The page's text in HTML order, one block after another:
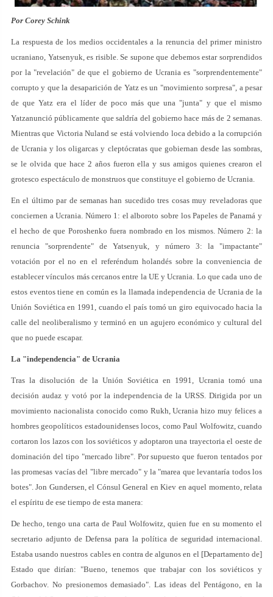
Por Corey Schink
La respuesta de los medios occidentales a la renuncia del primer ministro
ucraniano, Yatsenyuk, es risible. Se supone que debemos estar sorprendidos
por la "revelación" de que el gobierno de Ucrania es "sorprendentemente"
corrupto y que la desaparición de Yatz es un "movimiento sorpresa", a pesar
de que Yatz era el líder de poco más que una "junta" y que el mismo
Yatzanunció públicamente que saldría del gobierno hace más de 2 semanas.
Mientras que Victoria Nuland se está volviendo loca debido a la corrupción
de Ucrania y los oligarcas y cleptócratas que gobiernan desde las sombras,
se le olvida que hace 2 años fueron ella y sus amigos quienes crearon el
grotesco espectáculo de monstruos que constituye el gobierno de Ucrania.
En el último par de semanas han sucedido tres cosas muy reveladoras que
conciernen a Ucrania. Número 1: el alboroto sobre los Papeles de Panamá y
el hecho de que Poroshenko fuera nombrado en los mismos. Número 2: la
renuncia "sorprendente" de Yatsenyuk, y número 3: la "impactante"
votación por el no en el referéndum holandés sobre la conveniencia de
establecer vínculos más cercanos entre la UE y Ucrania. Lo que cada uno de
estos eventos tiene en común es la llamada independencia de Ucrania de la
Unión Soviética en 1991, cuando el país tomó un giro equivocado hacia la
calle del neoliberalismo y terminó en un agujero económico y cultural del
que no puede escapar.
La "independencia" de Ucrania
Tras la disolución de la Unión Soviética en 1991, Ucrania tomó una
decisión audaz y votó por la independencia de la URSS. Dirigida por un
movimiento nacionalista conocido como Rukh, Ucrania hizo muy felices a
hombres geopolíticos estadounidenses locos, como Paul Wolfowitz, cuando
cortaron los lazos con los soviéticos y adoptaron una trayectoria el oeste de
dominación del tipo "mercado libre". Por supuesto que fueron tentados por
las promesas vacías del "libre mercado" y la "marea que levantaría todos los
botes". Jon Gundersen, el Cónsul General en Kiev en aquel momento, relata
el espíritu de ese tiempo de esta manera:
De hecho, tengo una carta de Paul Wolfowitz, quien fue en su momento el
secretario adjunto de Defensa para la política de seguridad internacional.
Estaba usando nuestros cables en contra de algunos en el [Departamento de]
Estado que dirían: "Bueno, tenemos que trabajar con los soviéticos y
Gorbachov. No presionemos demasiado". Las ideas del Pentágono, en la